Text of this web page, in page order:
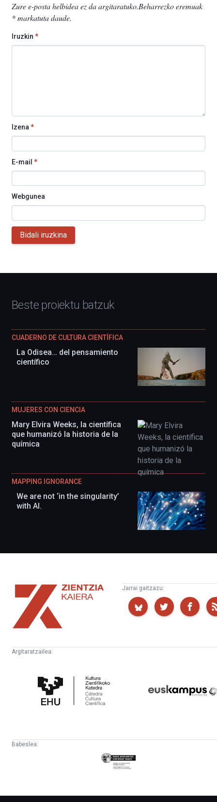
Zure e-posta helbidea ez da argitaratuko.Beharrezko eremuak
*markatuta daude.
Iruzkin *
Izena*
E-mail *
Webgunea
Bidali iruzkina
Beste proiektu batzuk
CUADERNO DE CULTURA CIENTÍFICA
La Odisea… del pensamiento
científico
MUJERES CON CIENCIA
Mary Elvira Weeks, la científica
que humanizó la historia de la
química
MAPPING IGNORANCE
We are not ‘in the singularity’
with AI.
Zientzia
Kaiera
Jarrai gaitzazu:
Argitaratzailea:
Zientifikoko
Katedra
Babeslea:
Eusko
Jaurlaritza